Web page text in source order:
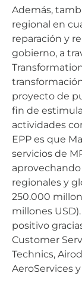
Además,
regional en
reparación y
gobierno, a
proyecto de
fin de
actividades
EPP es que
servicios de
regionales y
250.000
millones
positivo
Customer
Technics,
AeroServices